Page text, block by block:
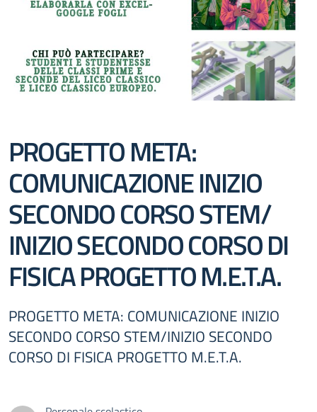
PROGETTO META:
COMUNICAZIONE INIZIO
SECONDO CORSO STEM/
INIZIO SECONDO CORSO DI
FISICA PROGETTO M.E.T.A.
PROGETTO META: COMUNICAZIONE INIZIO
SECONDO CORSO STEM/INIZIO SECONDO
CORSO DI FISICA PROGETTO M.E.T.A.